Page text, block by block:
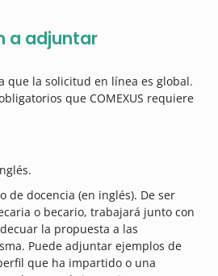
a adjuntar
que la solicitud en línea es global.
que COMEXUS requiere
de docencia (en inglés). De ser
o becario, trabajará junto con
la propuesta a las
Puede adjuntar ejemplos de
que ha impartido o una